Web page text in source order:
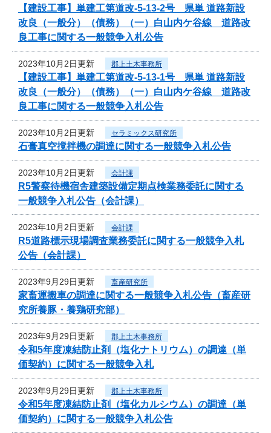
【建設工事】単建工第道改-5-13-2号 県単 道路新設
改良（一般分）（債務）（一）白山内ケ谷線 道路改
良工事に関する一般競争入札公告
2023年10月2日更新 郡上土木事務所
【建設工事】単建工第道改-5-13-1号 県単 道路新設
改良（一般分）（債務）（一）白山内ケ谷線 道路改
良工事に関する一般競争入札公告
2023年10月2日更新 セラミックス研究所
石膏真空撹拌機の調達に関する一般競争入札公告
2023年10月2日更新 会計課
R5警察待機宿舎建築設備定期点検業務委託に関する
一般競争入札公告（会計課）
2023年10月2日更新 会計課
R5道路標示現場調査業務委託に関する一般競争入札
公告（会計課）
2023年9月29日更新 畜産研究所
家畜運搬車の調達に関する一般競争入札公告（畜産研
究所養豚・養鶏研究部）
2023年9月29日更新 郡上土木事務所
令和5年度凍結防止剤（塩化ナトリウム）の調達（単
価契約）に関する一般競争入札
2023年9月29日更新 郡上土木事務所
令和5年度凍結防止剤（塩化カルシウム）の調達（単
価契約）に関する一般競争入札公告